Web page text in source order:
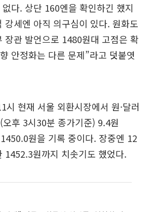
다. 상단 160엔을 확인하긴 했지
강세엔 아직 의구심이 있다. 원화도
장관 발언으로 1480원대 고점은 확
안정화는 다른 문제”라고 덧붙엿
시 현재 서울 외환시장에서 원·달러
후 3시30분 종가기준) 9.4원
원을 기록 중이다. 장중엔 12
1452.3원까지 치솟기도 했었다.